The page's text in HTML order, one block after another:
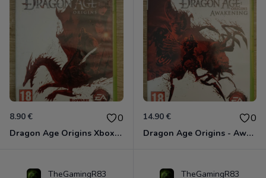
8.90 € 0
Dragon Age Origins Xbox 360
14.90 € 0
Dragon Age Origins - Awakening Xbox 360
TheGamingR83 TheGamingR83